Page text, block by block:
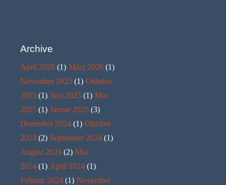
Archive
April 2026 (1) März 2026 (1)
November 2025 (1) Oktober
2025 (1) Juni 2025 (1) Mai
2025 (1) Januar 2025 (3)
Dezember 2024 (1) Oktober
2024 (2) September 2024 (1)
August 2024 (2) Mai
2024 (1) April 2024 (1)
Februar 2024 (1) November